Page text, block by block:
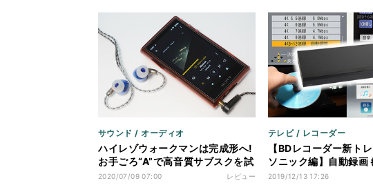
サウンド / オーディオ
ハイレゾウォークマンは完成形へ!
お手ごろ“A”で高音質サブスクを試
す
2020/07/09 07:00 レビュー
テレビ / レコーダー
【BDレコーダー新ト
ソニック編】自動録画
もおまかせ！
2019/12/13 17:26